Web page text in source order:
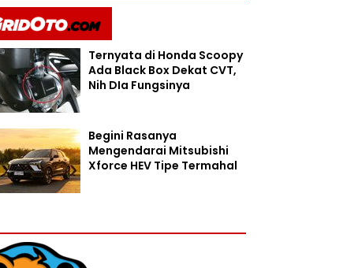
Ternyata di Honda Scoopy
Ada Black Box Dekat CVT,
Nih DIa Fungsinya
Begini Rasanya
Mengendarai Mitsubishi
Xforce HEV Tipe Termahal